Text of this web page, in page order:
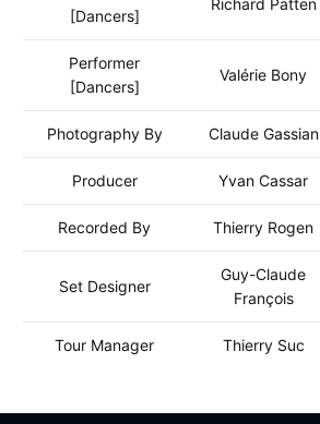
[Dancers]
Richard Patten
Performer
[Dancers]
Valérie Bony
Photography By Claude Gassian
Producer Yvan Cassar
Recorded By Thierry Rogen
Set Designer
Guy-Claude
François
Tour Manager Thierry Suc